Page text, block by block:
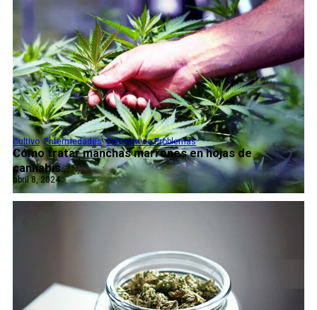
Cómo tratar manchas marrones en hojas de
cannabis...
Cultivo,Enfermedades,Solución de Problemas
abril 8, 2024